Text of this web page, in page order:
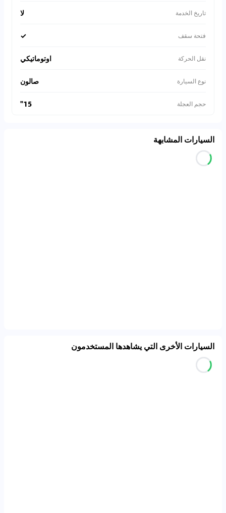
تاريخ الخدمة لا
فتحة سقف ✓
نقل الحركة اوتوماتيكي
نوع السيارة صالون
حجم العجلة 15"
السيارات المشابهة
السيارات الأخرى التي يشاهدها المستخدمون